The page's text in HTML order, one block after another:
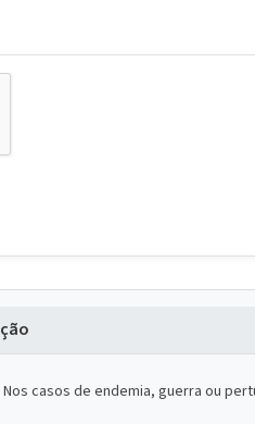
Nos casos de endemia, guerra ou